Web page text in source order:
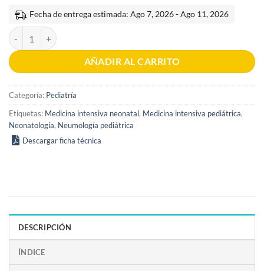
Fecha de entrega estimada: Ago 7, 2026 - Ago 11, 2026
Cuidados respiratorios neonatales y pediátricos 6a edición cantidad
AÑADIR AL CARRITO
Categoría: Pediatría
Etiquetas: Medicina intensiva neonatal, Medicina intensiva pediátrica,
Neonatología, Neumología pediátrica
Descargar ficha técnica
DESCRIPCIÓN
ÍNDICE